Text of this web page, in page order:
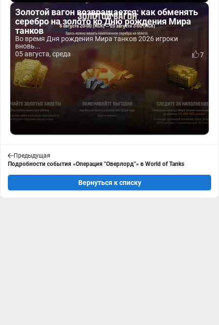
Золотой вагон возвращается: как обменять
серебро на золото ко Дню рождения Мира
танков
Во время Дня рождения Мира танков 2026 игроки
вновь...
05 августа, среда
7
Предыдущая
Подробности события «Операция "Оверлорд"» в World of Tanks
Вернуться к списку